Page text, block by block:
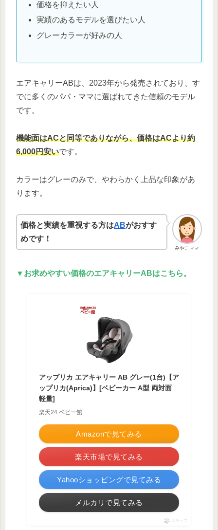
価格を抑えたい人
実績のあるモデルを選びたい人
グレーカラーが好みの人
エアキャリーABは、2023年から発売されており、す
でに多くのパパ・ママに選ばれてきた信頼のモデル
です。
機能面はACと同等でありながら、価格はACより約
6,000円安いです。
カラーはグレーのみで、やわらかく上品な印象があ
ります。
みやこママ
価格と実績を重視する方はABがおすす
めです！
▼お求めやすい価格のエアキャリーABはこちら。
アップリカ エアキャリー AB グレー(1台)【ア
ップリカ(Aprica)】[ベビーカー A型 両対面
軽量]
楽天24 ベビー館
Amazonで見てみる
楽天市場で見てみる
Yahooショッピングで見てみる
メルカリで見てみる
ポチップ